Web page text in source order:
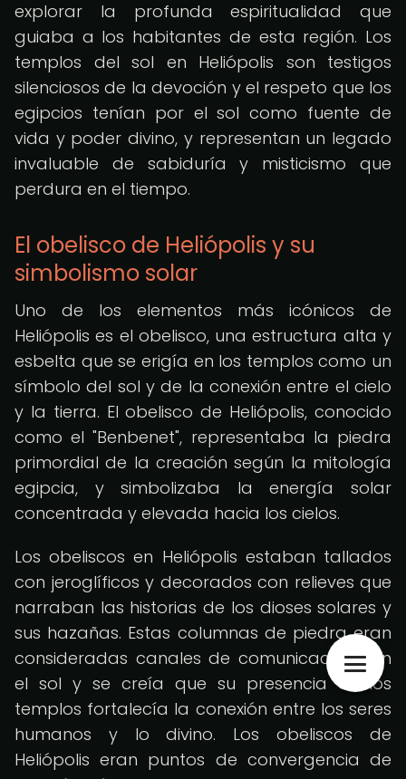
explorar la profunda espiritualidad que
guiaba a los habitantes de esta región. Los
templos del sol en Heliópolis son testigos
silenciosos de la devoción y el respeto que los
egipcios tenían por el sol como fuente de
vida y poder divino, y representan un legado
invaluable de sabiduría y misticismo que
perdura en el tiempo.
El obelisco de Heliópolis y su
simbolismo solar
Uno de los elementos más icónicos de
Heliópolis es el obelisco, una estructura alta y
esbelta que se erigía en los templos como un
símbolo del sol y de la conexión entre el cielo
y la tierra. El obelisco de Heliópolis, conocido
como el "Benbenet", representaba la piedra
primordial de la creación según la mitología
egipcia, y simbolizaba la energía solar
concentrada y elevada hacia los cielos.
Los obeliscos en Heliópolis estaban tallados
con jeroglíficos y decorados con relieves que
narraban las historias de los dioses solares y
sus hazañas. Estas columnas de piedra eran
consideradas canales de comunicación con
el sol y se creía que su presencia en los
templos fortalecía la conexión entre los seres
humanos y lo divino. Los obeliscos de
Heliópolis eran puntos de convergencia de